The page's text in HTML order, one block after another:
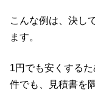
こんな例は、決し
ます。
1円でも安くする
件でも、見積書を